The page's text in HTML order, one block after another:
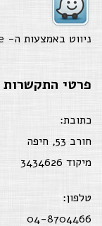
ניווט באמצעות ה-
פרטי התקשרות
כתובת:
חורב 53, חיפה
מיקוד 3434626
טלפון:
04-8704466